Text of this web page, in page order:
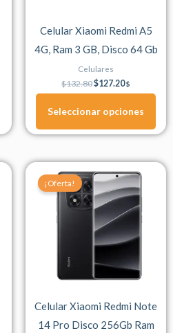
Celular Xiaomi Redmi A5
4G, Ram 3 GB, Disco 64 Gb
Celulares
$132.80$127.20$
Seleccionar opciones
elegir
en
la
página
producto
¡Oferta!
Celular Xiaomi Redmi Note
14 Pro Disco 256Gb Ram
price
was:
$323.20.
price
is:
$303.80.
Este
producto
tiene
múltiples
variantes.
opciones
pueden
elegir